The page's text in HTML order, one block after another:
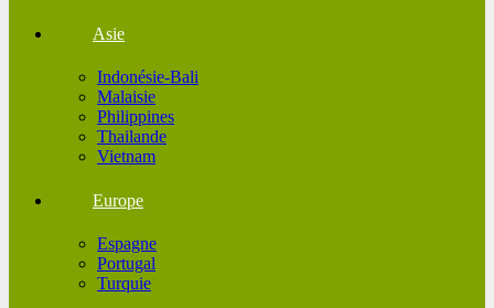
Asie
Indonésie-Bali
Malaisie
Philippines
Thailande
Vietnam
Europe
Espagne
Portugal
Turquie